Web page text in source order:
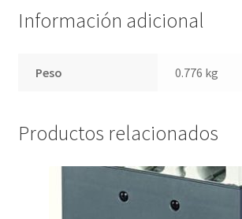
Información adicional
Peso 0.776 kg
Productos relacionados